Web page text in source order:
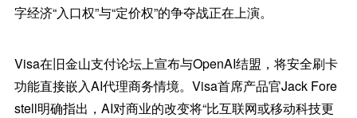
字经济“入口权”与“定价权”的争夺战正在上演。
Visa在旧金山支付论坛上宣布与OpenAI结盟，将安全刷卡
功能直接嵌入AI代理商务情境。Visa首席产品官Jack Fore
stell明确指出，AI对商业的改变将“比互联网或移动科技更